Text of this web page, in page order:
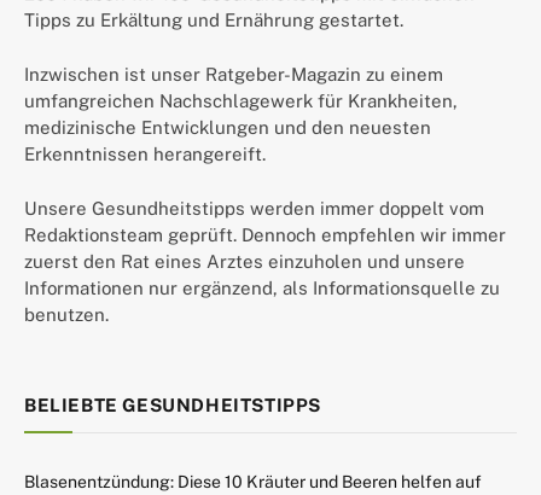
Tipps zu Erkältung und Ernährung gestartet.
Inzwischen ist unser Ratgeber-Magazin zu einem
umfangreichen Nachschlagewerk für Krankheiten,
medizinische Entwicklungen und den neuesten
Erkenntnissen herangereift.
Unsere Gesundheitstipps werden immer doppelt vom
Redaktionsteam geprüft. Dennoch empfehlen wir immer
zuerst den Rat eines Arztes einzuholen und unsere
Informationen nur ergänzend, als Informationsquelle zu
benutzen.
BELIEBTE GESUNDHEITSTIPPS
Blasenentzündung: Diese 10 Kräuter und Beeren helfen auf